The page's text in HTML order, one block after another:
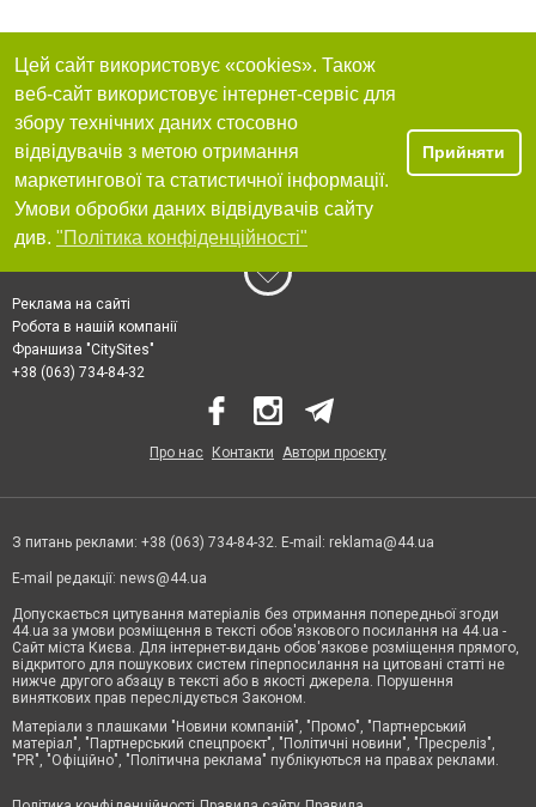
Цей сайт використовує «cookies». Також
веб-сайт використовує інтернет-сервіс для
збору технічних даних стосовно
відвідувачів з метою отримання
маркетингової та статистичної інформації.
Умови обробки даних відвідувачів сайту
див. "Політика конфіденційності"
Прийняти
Реклама на сайті
Робота в нашій компанії
Франшиза "CitySites"
+38 (063) 734-84-32
Про нас Контакти Автори проєкту
З питань реклами: +38 (063) 734-84-32. E-mail: reklama@44.ua
E-mail редакції: news@44.ua
Допускається цитування матеріалів без отримання попередньої згоди
44.ua за умови розміщення в тексті обов'язкового посилання на 44.ua -
Сайт міста Києва. Для інтернет-видань обов'язкове розміщення прямого,
відкритого для пошукових систем гіперпосилання на цитовані статті не
нижче другого абзацу в тексті або в якості джерела. Порушення
виняткових прав переслідується Законом.
Матеріали з плашками "Новини компаній", "Промо", "Партнерський
матеріал", "Партнерський спецпроєкт", "Політичні новини", "Пресреліз",
"PR", "Офіційно", "Політична реклама" публікуються на правах реклами.